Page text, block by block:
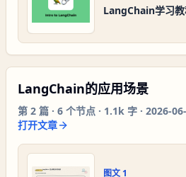
LangChain学习
LangChain的应用场景
第 2 篇 · 6 个节点 · 1.1k 字 · 2026-
打开文章
图文 1